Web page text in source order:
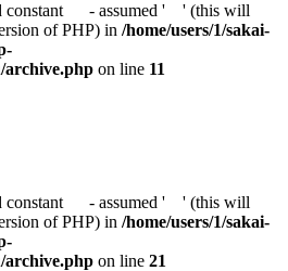
constant - assumed ' ' (this will
of PHP) in /home/users/1/sakai-
archive.php on line 11
constant - assumed ' ' (this will
of PHP) in /home/users/1/sakai-
archive.php on line 21